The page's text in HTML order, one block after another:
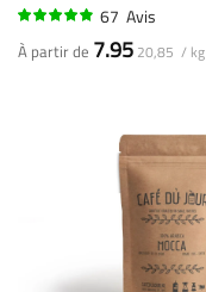
67 Avis
À partir de 7.95 20,85 / kg